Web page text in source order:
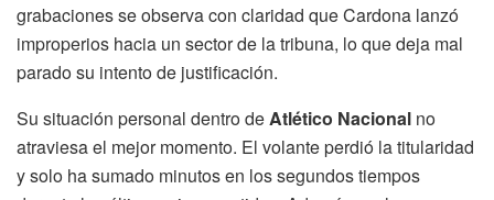
grabaciones se observa con claridad que Cardona lanzó
improperios hacia un sector de la tribuna, lo que deja mal
parado su intento de justificación.
Su situación personal dentro de Atlético Nacional no
atraviesa el mejor momento. El volante perdió la titularidad
y solo ha sumado minutos en los segundos tiempos